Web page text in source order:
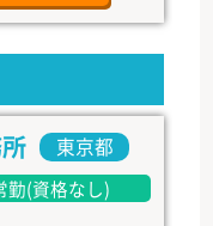
東京都
勤(資格なし)